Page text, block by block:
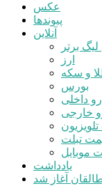
عکس
پیوندها
آنلاین
برتر
ارز
و سکه
بورس
داخلی
خارجی
تبلت
موبایل
یادداشت
آغاز شد